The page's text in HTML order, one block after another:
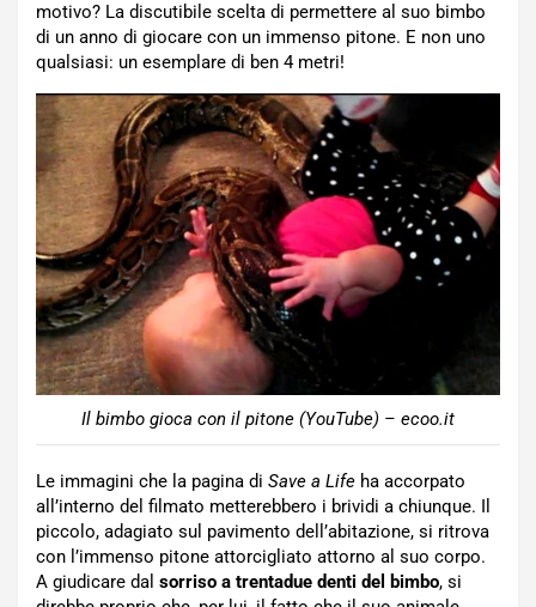
motivo? La discutibile scelta di permettere al suo bimbo
di un anno di giocare con un immenso pitone. E non uno
qualsiasi: un esemplare di ben 4 metri!
Il bimbo gioca con il pitone (YouTube) – ecoo.it
Le immagini che la pagina di Save a Life ha accorpato
all’interno del filmato metterebbero i brividi a chiunque. Il
piccolo, adagiato sul pavimento dell’abitazione, si ritrova
con l’immenso pitone attorcigliato attorno al suo corpo.
A giudicare dal sorriso a trentadue denti del bimbo, si